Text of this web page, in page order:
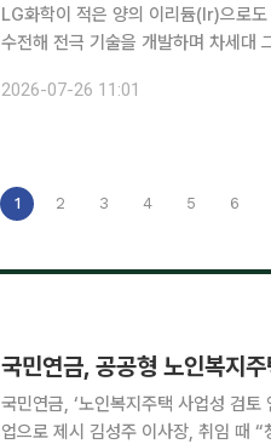
LG화학이 적은 양의 이리듐(Ir)으로
수전해 전극 기술을 개발하며 차세대 그린
는 계면안정화 기술을 개발했다고 밝
2026-07-26 11:01
1 2 3 4 5 6
국민연금, 공공형 노인복지
국민연금, ‘노인복지주택 사업성 검토 연구용역’ 발주 공단형 노인복
업으로 제시 김성주 이사장, 취임 때 “청년·신혼부부 보금자리 투자” 언급하기도 국민연금공단이 연